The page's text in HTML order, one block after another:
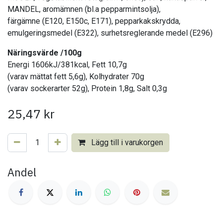
MANDEL, aromämnen (bl.a pepparmintsolja),
färgämne (E120, E150c, E171), pepparkakskrydda,
emulgeringsmedel (E322), surhetsreglerande medel (E296)
Näringsvärde /100g
Energi 1606kJ/381kcal, Fett 10,7g
(varav mättat fett 5,6g), Kolhydrater 70g
(varav sockerarter 52g), Protein 1,8g, Salt 0,3g
25,47 kr
Lägg till i varukorgen
Andel